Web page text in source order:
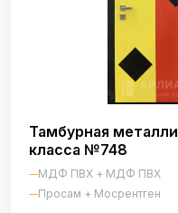
Тамбурная
класса №748
МДФ ПВХ + МДФ ПВХ
Просам + Мосрентген